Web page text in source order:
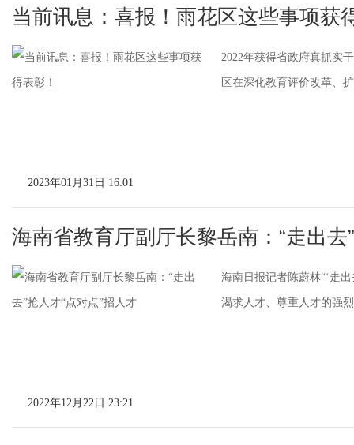
当前讯息：喜报！雨花区这些事项获
2022年获得省政府真抓实
区在深化教育评价改革、
2023年01月31日 16:01
海南省教育厅副厅长黎岳南：“走出去
海南日报记者陈蔚林“‘走
渴求人才、尊重人才的强
2022年12月22日 23:21